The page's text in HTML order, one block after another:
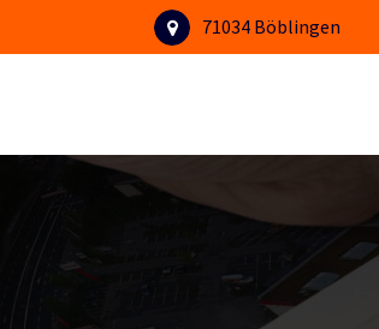
71034 Böblingen